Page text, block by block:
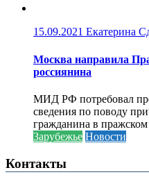
15.09.2021 Екатерина
Москва направила
россиянина
МИД РФ потребовал
сведения по поводу
гражданина в пражском
Зарубежье Новости
Контакты